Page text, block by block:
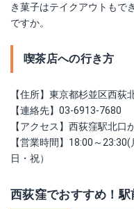
き菓子はテイクアウトもで
ですか。
喫茶店への行き方
【住所】東京都杉並区西荻
【連絡先】03-6913-7680
【アクセス】西荻窪駅北口
【営業時間】18:00～
日・祝）
西荻窪でおすすめ！駅